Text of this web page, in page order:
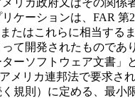
リカ政府又はその関
ケーションは、FAR 第
またはこれらに相当す
て開発されたものであ
ターソフトウェア文書」
メリカ連邦法で要求さ
規則）に定める、最